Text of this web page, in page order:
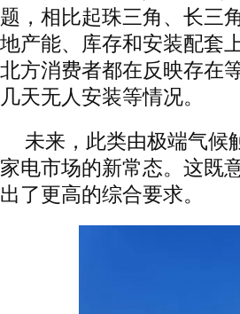
题，相比起珠三角、长三
地产能、库存和安装配套
北方消费者都在反映存在
几天无人安装等情况。
未来，此类由极端气候
家电市场的新常态。这既
出了更高的综合要求。